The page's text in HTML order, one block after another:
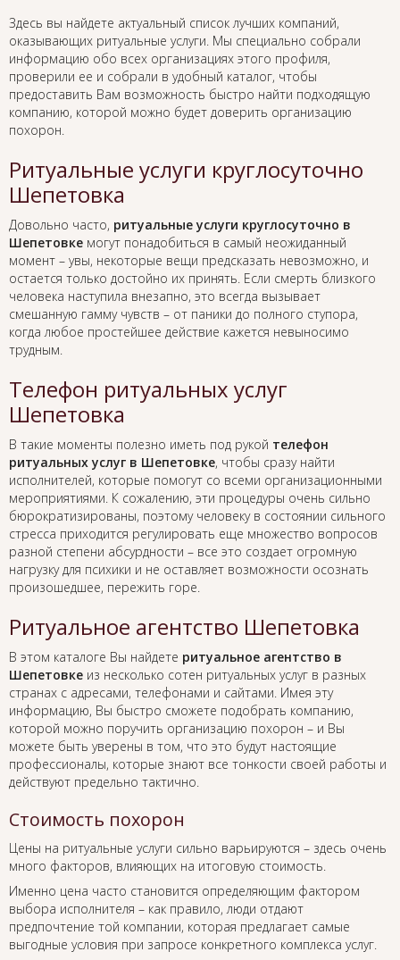
Здесь вы найдете актуальный список лучших компаний,
оказывающих ритуальные услуги. Мы специально собрали
информацию обо всех организациях этого профиля,
проверили ее и собрали в удобный каталог, чтобы
предоставить Вам возможность быстро найти подходящую
компанию, которой можно будет доверить организацию
похорон.
Ритуальные услуги круглосуточно
Шепетовка
Довольно часто, ритуальные услуги круглосуточно в
Шепетовке могут понадобиться в самый неожиданный
момент – увы, некоторые вещи предсказать невозможно, и
остается только достойно их принять. Если смерть близкого
человека наступила внезапно, это всегда вызывает
смешанную гамму чувств – от паники до полного ступора,
когда любое простейшее действие кажется невыносимо
трудным.
Телефон ритуальных услуг
Шепетовка
В такие моменты полезно иметь под рукой телефон
ритуальных услуг в Шепетовке, чтобы сразу найти
исполнителей, которые помогут со всеми организационными
мероприятиями. К сожалению, эти процедуры очень сильно
бюрократизированы, поэтому человеку в состоянии сильного
стресса приходится регулировать еще множество вопросов
разной степени абсурдности – все это создает огромную
нагрузку для психики и не оставляет возможности осознать
произошедшее, пережить горе.
Ритуальное агентство Шепетовка
В этом каталоге Вы найдете ритуальное агентство в
Шепетовке из несколько сотен ритуальных услуг в разных
странах с адресами, телефонами и сайтами. Имея эту
информацию, Вы быстро сможете подобрать компанию,
которой можно поручить организацию похорон – и Вы
можете быть уверены в том, что это будут настоящие
профессионалы, которые знают все тонкости своей работы и
действуют предельно тактично.
Стоимость похорон
Цены на ритуальные услуги сильно варьируются – здесь очень
много факторов, влияющих на итоговую стоимость.
Именно цена часто становится определяющим фактором
выбора исполнителя – как правило, люди отдают
предпочтение той компании, которая предлагает самые
выгодные условия при запросе конкретного комплекса услуг.